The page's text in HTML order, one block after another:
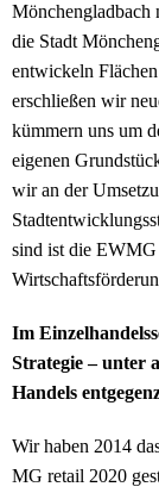
Mönchengladbach
die Stadt
entwickeln
erschließen wir
kümmern uns um
eigenen
wir an der
sind ist die
Im
Strategie – unter
Handels
Wir haben 2014
MG retail 2020